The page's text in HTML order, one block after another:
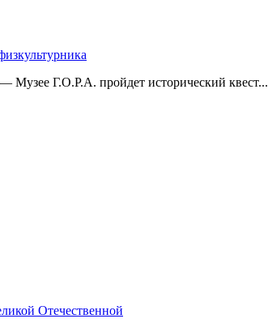
Музее Г.О.Р.А. пройдет исторический квест...
Отечественной